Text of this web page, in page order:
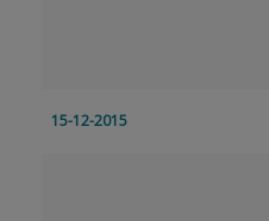
15-12-2015